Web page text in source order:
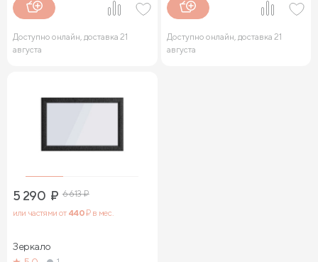
Доступно онлайн, доставка 21
августа
Доступно онлайн, доставка 21
августа
5 290 ₽ 6 613₽
или частями от 440₽ в мес.
Зеркало